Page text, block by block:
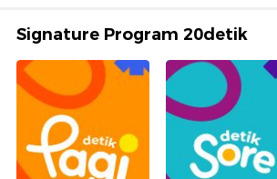
Signature Program 20detik